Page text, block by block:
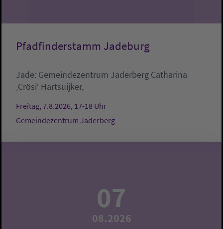
Pfadfinderstamm Jadeburg
Jade: Gemeindezentrum Jaderberg Catharina
‚Crösi‘ Hartsuijker,
Freitag, 7.8.2026, 17-18 Uhr
Gemeindezentrum Jaderberg
07
08.2026